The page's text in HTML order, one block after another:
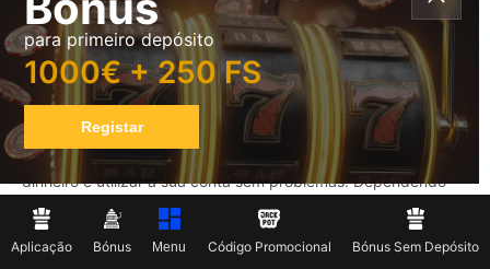
invulgares, alterações de dispositivo ou tentativas falhadas
que acontecem repetidamente. Desativá-los pode levar a
verificações adicionais, menos funcionalidades ou mais
frequentes desconexões. Pode controlar os cookies a
qualquer momento acedendo às definições no seu navegador
ou dispositivo. Se quiser mais privacidade, pode bloquear
cookies que não sejam necessários, mas precisará de deixar
os cookies essenciais ativados para depositar e levantar
dinheiro e utilizar a sua conta sem problemas. Dependendo
os cookies não poderão contornar verificações de localização
ou requisitos legais, e pode ser-lhe pedido para provar o seu
para primeiro depósito
1000€ + 250 FS
Registar
Aplicação Bónus Menu Código Promocional Bónus Sem Depósito